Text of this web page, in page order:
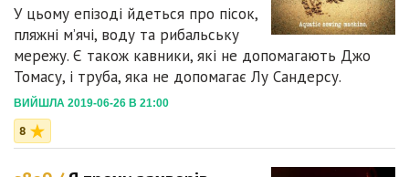
У цьому епізоді йдеться про пісок,
пляжні м’ячі, воду та рибальську
мережу. Є також кавники, які не допомагають Джо
Томасу, і труба, яка не допомагає Лу Сандерсу.
ВИЙШЛА 2019-06-26 В 21:00
8